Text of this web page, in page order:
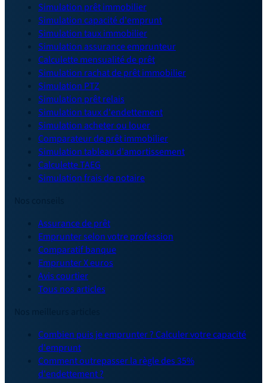
Simulation prêt immobilier
Simulation capacité d'emprunt
Simulation taux immobilier
Simulation assurance emprunteur
Calculette mensualité de prêt
Simulation rachat de prêt immobilier
Simulation PTZ
Simulation prêt relais
Simulation taux d'endettement
Simulation acheter ou louer
Comparateur de prêt immobilier
Simulation tableau d'amortissement
Calculette TAEG
Simulation frais de notaire
Assurance de prêt
Emprunter selon votre profession
Comparatif banque
Emprunter X euros
Avis courtier
Tous nos articles
Combien puis je emprunter ? Calculer votre capacité
d'emprunt
Comment outrepasser la règle des 35%
d'endettement ?